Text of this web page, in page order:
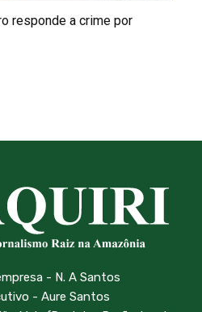
responde a crime por
- N. A Santos
- Aure Santos